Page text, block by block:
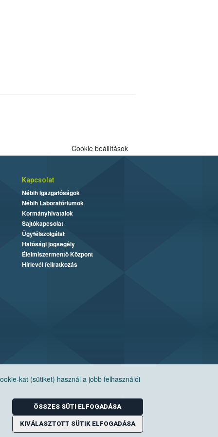
kat (sütiket) használ a jobb felhasználói
ÖSSZES SÜTI ELFOGADÁSA
KIVÁLASZTOTT SÜTIK ELFOGADÁSA
Cookie beállítások
Kapcsolat
Nébih Igazgatóságok
Nébih Laboratóriumok
Kormányhivatalok
Sajtókapcsolat
Ügyfélszolgálat
Hatósági jogsegély
Élelmiszermentő Központ
Hírlevél feliratkozás